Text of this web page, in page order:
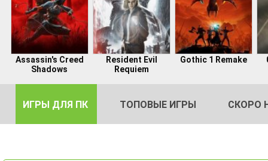
Assassin's Creed
Shadows
Resident Evil
Requiem
Gothic 1 Remake
ИГРЫ ДЛЯ ПК ТОПОВЫЕ ИГРЫ СКОРО